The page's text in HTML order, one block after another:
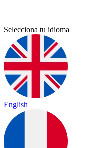
Selecciona tu idioma
English